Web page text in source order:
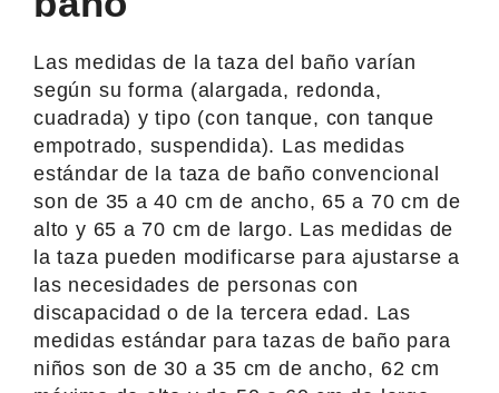
Las medidas de la taza del baño varían
según su forma (alargada, redonda,
cuadrada) y tipo (con tanque, con tanque
empotrado, suspendida). Las medidas
estándar de la taza de baño convencional
son de 35 a 40 cm de ancho, 65 a 70 cm de
alto y 65 a 70 cm de largo. Las medidas de
la taza pueden modificarse para ajustarse a
las necesidades de personas con
discapacidad o de la tercera edad. Las
medidas estándar para tazas de baño para
niños son de 30 a 35 cm de ancho, 62 cm